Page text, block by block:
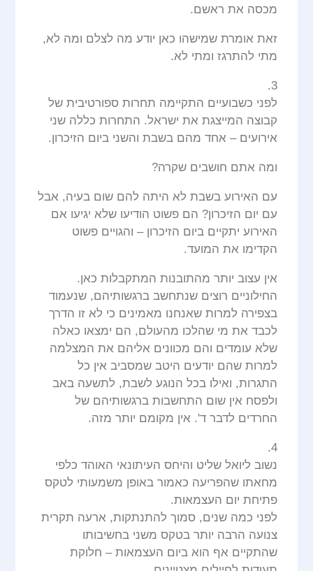
מכסה את ראשם.
זאת אומרת שמישהו כאן יודע מה לצלם ומה לא,
מתי להתרגז ומתי לא.
3.
לפני כשבועיים התקיימה תחרות ספורטיבית של
קבוצה המייצגת את ישראל. התחרות כללה שני
אירועים – אחד מהם בשבת והשני ביום הזיכרון.
ומה אתם חושבים שקרה?
עם האירוע בשבת לא היתה להם שום בעיה, אבל
עם יום הזיכרון? הם פשוט הודיעו שלא יגיעו אם
האירוע יתקיים ביום הזיכרון – והגויים פשוט
הקדימו את המועד.
אין עצוב יותר מהתובנות המתקבלות כאן.
החילוניים רוצים שנתחשב ברגשותיהם, שנעמוד
בצפירה למרות שאנחנו מאמינים כי לא זו הדרך
לכבד את מי שהלכו מהעולם, הם ימצאו כאלה
שלא עומדים והם מכוונים אליהם את המצלמה
למרות שהם יודעים היטב שמסביב אין כל
התגרות, ואילו בכל הנוגע לשבת, לתשעה באב
ולפסח אין שום התחשבות ברגשותיהם של
החרדים לדבר ד'. אין מקומם יותר מזה.
4.
נשוב ליואל שליט והיחס העיתונאי האוהד כלפי
מחאתו שהפריעה כאמור באופן משמעותי לטקס
פתיחת יום העצמאות.
לפני כמה שנים, סמוך להתנתקות, ארעה תקרית
צנועה הרבה יותר בטקס משני בחשיבותו
שהתקיים אף הוא ביום העצמאות – חלוקת